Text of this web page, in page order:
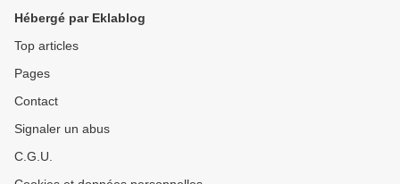
Hébergé par Eklablog
Top articles
Pages
Contact
Signaler un abus
C.G.U.